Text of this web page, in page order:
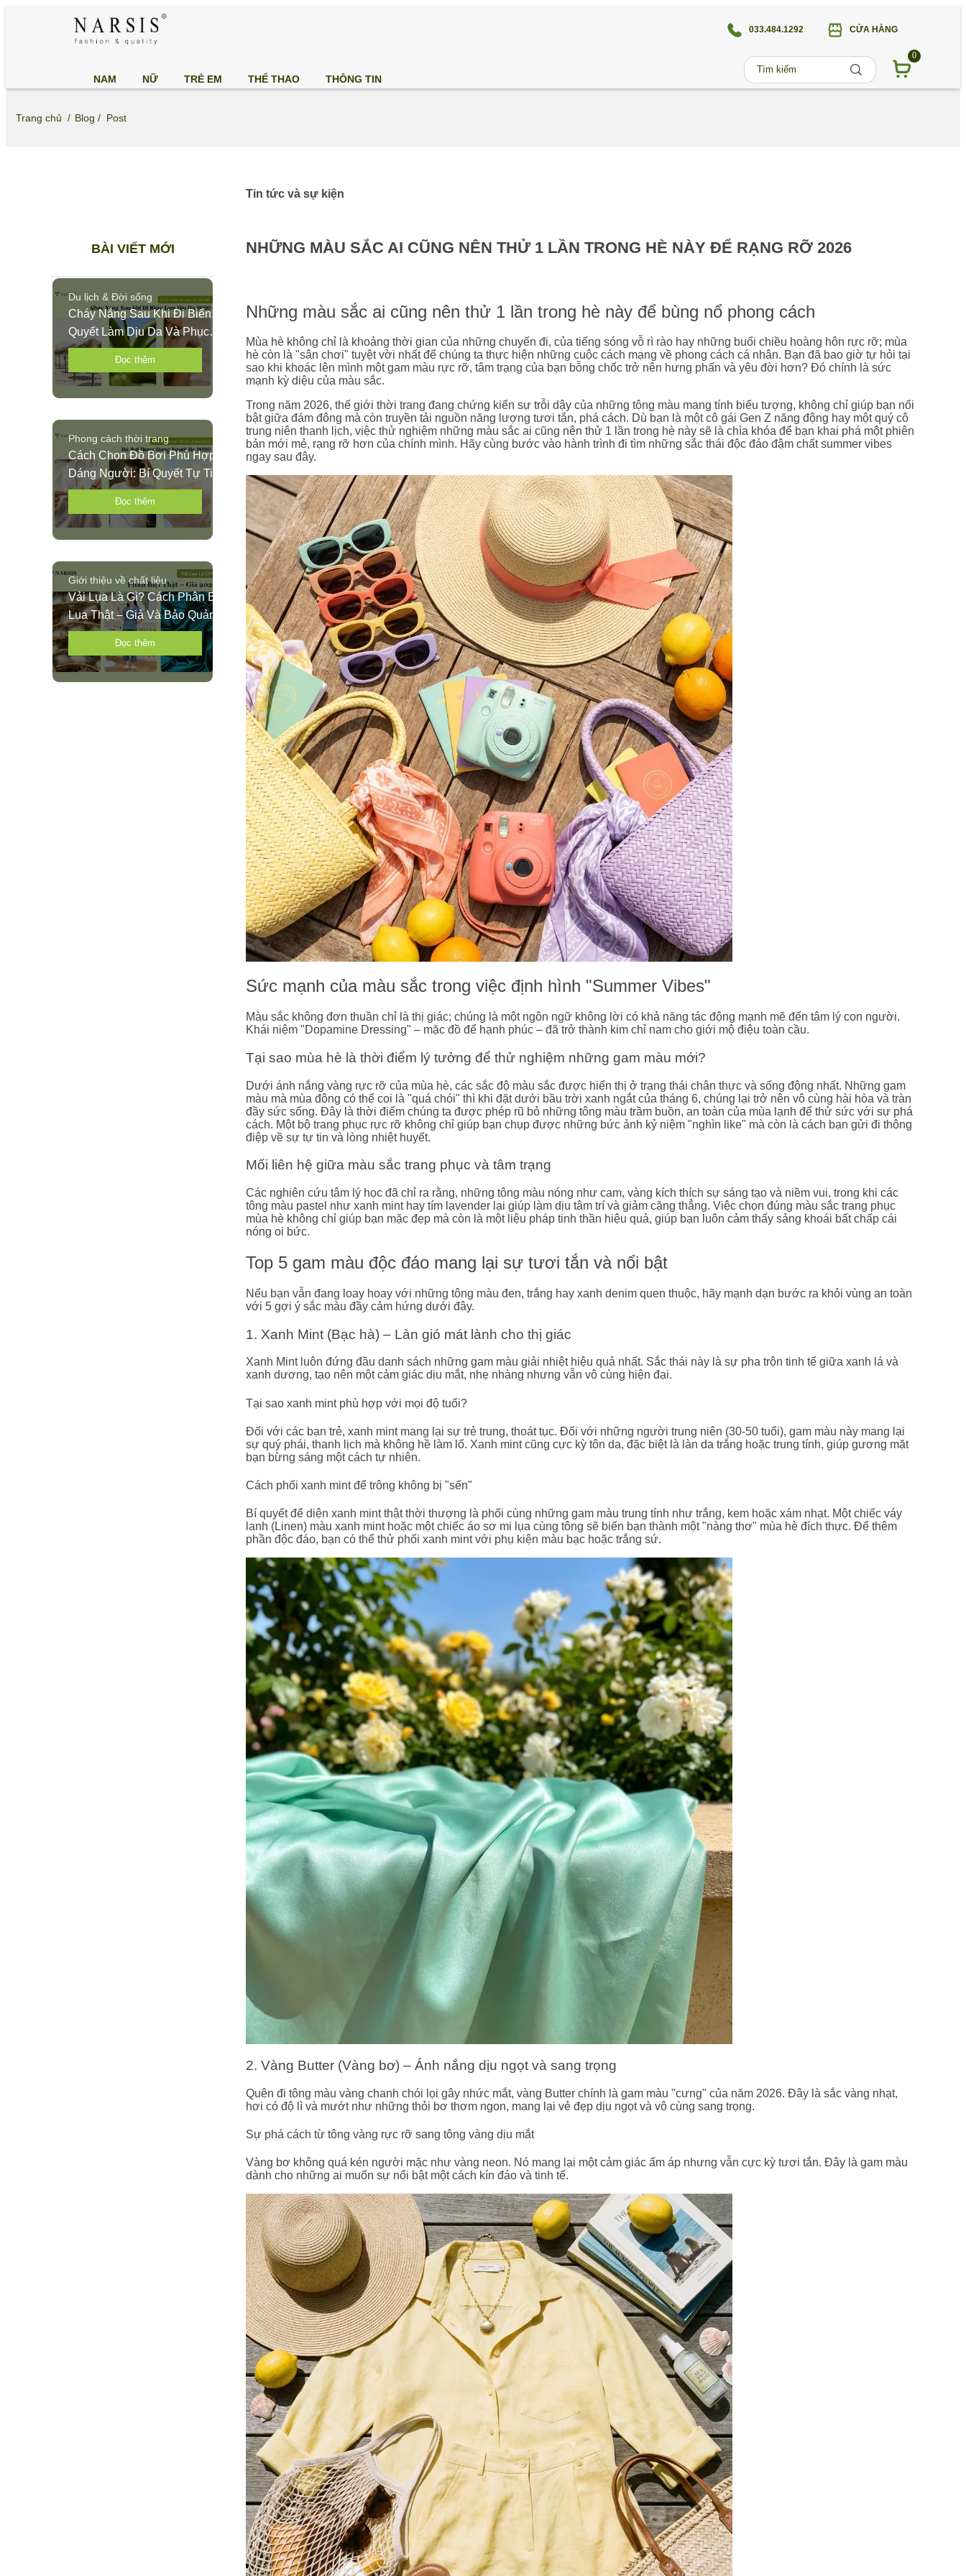
NAM NỮ TRẺ EM THỂ THAO THÔNG TIN
033.484.1292 CỬA HÀNG
0
Trang chủ / Blog / Post
Du lịch & Đời sống
Cháy Nắng Sau Khi Đi Biển: Bí
Quyết Làm Dịu Da Và Phục
Hồi Nhanh Mùa Hè 2026
Đọc thêm
Phong cách thời trang
Cách Chọn Đồ Bơi Phù Hợp
Dáng Người: Bí Quyết Tự Tin
Diện Bikini Hè 2026
Đọc thêm
Giới thiệu về chất liệu
Vải Lụa Là Gì? Cách Phân Biệt
Lụa Thật – Giả Và Bảo Quản
Chuẩn 2026
Đọc thêm
BÀI VIẾT MỚI
Tin tức và sự kiện
NHỮNG MÀU SẮC AI CŨNG NÊN THỬ 1 LẦN TRONG HÈ NÀY ĐỂ RẠNG RỠ 2026
Những màu sắc ai cũng nên thử 1 lần trong hè này để bùng nổ phong cách
Mùa hè không chỉ là khoảng thời gian của những chuyến đi, của tiếng sóng vỗ rì rào hay những buổi chiều hoàng hôn rực rỡ; mùa
hè còn là "sân chơi" tuyệt vời nhất để chúng ta thực hiện những cuộc cách mạng về phong cách cá nhân. Bạn đã bao giờ tự hỏi tại
sao khi khoác lên mình một gam màu rực rỡ, tâm trạng của bạn bỗng chốc trở nên hưng phấn và yêu đời hơn? Đó chính là sức
mạnh kỳ diệu của màu sắc.
Trong năm 2026, thế giới thời trang đang chứng kiến sự trỗi dậy của những tông màu mang tính biểu tượng, không chỉ giúp bạn nổi
bật giữa đám đông mà còn truyền tải nguồn năng lượng tươi tắn, phá cách. Dù bạn là một cô gái Gen Z năng động hay một quý cô
trung niên thanh lịch, việc thử nghiệm những màu sắc ai cũng nên thử 1 lần trong hè này sẽ là chìa khóa để bạn khai phá một phiên
bản mới mẻ, rạng rỡ hơn của chính mình. Hãy cùng bước vào hành trình đi tìm những sắc thái độc đáo đậm chất summer vibes
ngay sau đây.
Sức mạnh của màu sắc trong việc định hình "Summer Vibes"
Màu sắc không đơn thuần chỉ là thị giác; chúng là một ngôn ngữ không lời có khả năng tác động mạnh mẽ đến tâm lý con người.
Khái niệm "Dopamine Dressing" – mặc đồ để hạnh phúc – đã trở thành kim chỉ nam cho giới mộ điệu toàn cầu.
Tại sao mùa hè là thời điểm lý tưởng để thử nghiệm những gam màu mới?
Dưới ánh nắng vàng rực rỡ của mùa hè, các sắc độ màu sắc được hiển thị ở trạng thái chân thực và sống động nhất. Những gam
màu mà mùa đông có thể coi là "quá chói" thì khi đặt dưới bầu trời xanh ngắt của tháng 6, chúng lại trở nên vô cùng hài hòa và tràn
đầy sức sống. Đây là thời điểm chúng ta được phép rũ bỏ những tông màu trầm buồn, an toàn của mùa lạnh để thử sức với sự phá
cách. Một bộ trang phục rực rỡ không chỉ giúp bạn chụp được những bức ảnh kỷ niệm "nghìn like" mà còn là cách bạn gửi đi thông
điệp về sự tự tin và lòng nhiệt huyết.
Mối liên hệ giữa màu sắc trang phục và tâm trạng
Các nghiên cứu tâm lý học đã chỉ ra rằng, những tông màu nóng như cam, vàng kích thích sự sáng tạo và niềm vui, trong khi các
tông màu pastel như xanh mint hay tím lavender lại giúp làm dịu tâm trí và giảm căng thẳng. Việc chọn đúng màu sắc trang phục
mùa hè không chỉ giúp bạn mặc đẹp mà còn là một liệu pháp tinh thần hiệu quả, giúp bạn luôn cảm thấy sảng khoái bất chấp cái
nóng oi bức.
Top 5 gam màu độc đáo mang lại sự tươi tắn và nổi bật
Nếu bạn vẫn đang loay hoay với những tông màu đen, trắng hay xanh denim quen thuộc, hãy mạnh dạn bước ra khỏi vùng an toàn
với 5 gợi ý sắc màu đầy cảm hứng dưới đây.
1. Xanh Mint (Bạc hà) – Làn gió mát lành cho thị giác
Xanh Mint luôn đứng đầu danh sách những gam màu giải nhiệt hiệu quả nhất. Sắc thái này là sự pha trộn tinh tế giữa xanh lá và
xanh dương, tạo nên một cảm giác dịu mắt, nhẹ nhàng nhưng vẫn vô cùng hiện đại.
Tại sao xanh mint phù hợp với mọi độ tuổi?
Đối với các bạn trẻ, xanh mint mang lại sự trẻ trung, thoát tục. Đối với những người trung niên (30-50 tuổi), gam màu này mang lại
sự quý phái, thanh lịch mà không hề làm lố. Xanh mint cũng cực kỳ tôn da, đặc biệt là làn da trắng hoặc trung tính, giúp gương mặt
bạn bừng sáng một cách tự nhiên.
Cách phối xanh mint để trông không bị "sến"
Bí quyết để diện xanh mint thật thời thượng là phối cùng những gam màu trung tính như trắng, kem hoặc xám nhạt. Một chiếc váy
lanh (Linen) màu xanh mint hoặc một chiếc áo sơ mi lụa cùng tông sẽ biến bạn thành một "nàng thơ" mùa hè đích thực. Để thêm
phần độc đáo, bạn có thể thử phối xanh mint với phụ kiện màu bạc hoặc trắng sứ.
2. Vàng Butter (Vàng bơ) – Ánh nắng dịu ngọt và sang trọng
Quên đi tông màu vàng chanh chói lọi gây nhức mắt, vàng Butter chính là gam màu "cưng" của năm 2026. Đây là sắc vàng nhạt,
hơi có độ lì và mướt như những thỏi bơ thơm ngon, mang lại vẻ đẹp dịu ngọt và vô cùng sang trọng.
Sự phá cách từ tông vàng rực rỡ sang tông vàng dịu mắt
Vàng bơ không quá kén người mặc như vàng neon. Nó mang lại một cảm giác ấm áp nhưng vẫn cực kỳ tươi tắn. Đây là gam màu
dành cho những ai muốn sự nổi bật một cách kín đáo và tinh tế.